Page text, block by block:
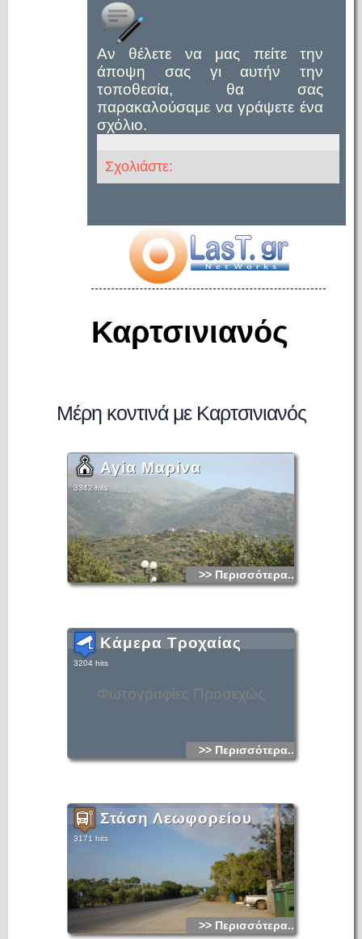
Αν θέλετε να μας πείτε την
άποψη σας γι αυτήν την
τοποθεσία, θα σας
παρακαλούσαμε να γράψετε ένα
σχόλιο.
Σχολιάστε:
Καρτσινιανός
Μέρη κοντινά με Καρτσινιανός
Αγία Μαρίνα
3342 hits
>> Περισσότερα...
Φωτογραφίες Προσεχώς
Κάμερα Τροχαίας
3204 hits
>> Περισσότερα...
Στάση Λεωφορείου
3171 hits
>> Περισσότερα...